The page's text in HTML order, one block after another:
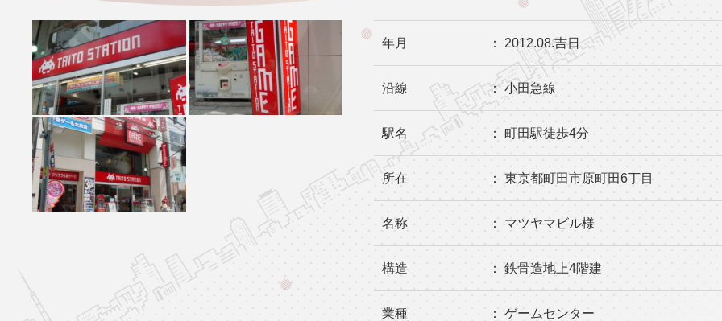
年月 ： 2012.08.吉日
沿線 ： 小田急線
駅名 ： 町田駅徒歩4分
所在 ： 東京都町田市原町田6丁目
名称 ： マツヤマビル様
構造 ： 鉄骨造地上4階建
業種 ： ゲームセンター